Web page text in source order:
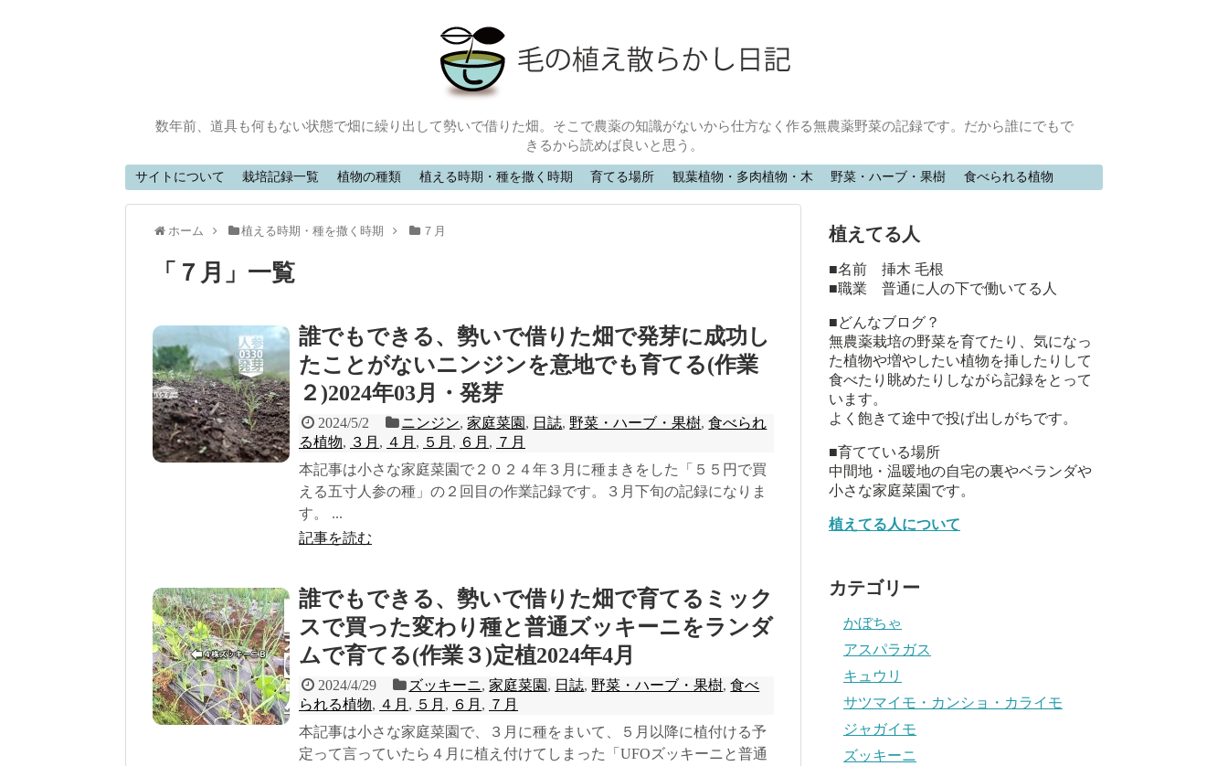
数年前、道具も何もない状態で畑に繰り出して勢いで借りた畑。そこで農薬の知識がないから仕方なく作る無農薬野菜の記録です。だから誰にでもで
きるから読めば良いと思う。
サイトについて 栽培記録一覧 植物の種類 植える時期・種を撒く時期 育てる場所 観葉植物・多肉植物・木 野菜・ハーブ・果樹 食べられる植物
ホーム 植える時期・種を撒く時期 ７月
「 ７月 」 一覧
誰でもできる、勢いで借りた畑で発芽に成功し
たことがないニンジンを意地でも育てる(作業
２)2024年03月・発芽
2024/5/2 ニンジン,家庭菜園 , 日誌, 野菜・ハーブ・果樹,食べられ
る植物, ３月 , ４月 , ５月 , ６月 , ７月
本記事は小さな家庭菜園で２０２４年３月に種まきをした「５５円で買
える五寸人参の種」の２回目の作業記録です。３月下旬の記録になりま
す。 ...
記事を読む
誰でもできる、勢いで借りた畑で育てるミック
スで買った変わり種と普通ズッキーニをランダ
ムで育てる(作業３)定植2024年4月
2024/4/29 ズッキーニ,家庭菜園 , 日誌, 野菜・ハーブ・果樹,食べ
られる植物, ４月 , ５月 , ６月 , ７月
本記事は小さな家庭菜園で、３月に種をまいて、５月以降に植付ける予
定って言っていたら４月に植え付けてしまった「UFOズッキーニと普通
植えてる人
■名前 挿木 毛根
■職業 普通に人の下で働いてる人
■どんなブログ？
無農薬栽培の野菜を育てたり、気になっ
た植物や増やしたい植物を挿したりして
食べたり眺めたりしながら記録をとって
います。
よく飽きて途中で投げ出しがちです。
■育てている場所
中間地・温暖地の自宅の裏やベランダや
小さな家庭菜園です。
植えてる人について
カテゴリー
かぼちゃ
アスパラガス
キュウリ
サツマイモ・カンショ・カライモ
ジャガイモ
ズッキーニ